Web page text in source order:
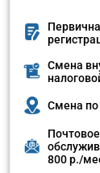
Смена
Смена
Почтовое
800 р./